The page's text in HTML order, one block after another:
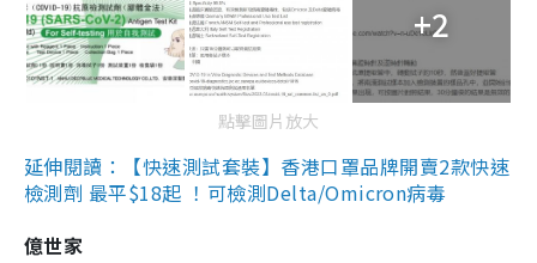
+2
點擊圖片放大
延伸閱讀：【快速測試套裝】香港口罩品牌開賣2款快速
檢測劑 最平$18起 ！可檢測Delta/Omicron病毒
億世家